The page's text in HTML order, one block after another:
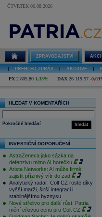
ČTVRTEK 06.08.2026
ZPRAVODAJSTVÍ
PŘEHLED ZPRÁV AKCIOVÉ
PX 2 805,80 1,33% DAX 26 119,57 -
HLEDAT V KOMENTÁŘÍCH
hledat
Pokročilé hledání
INVESTIČNÍ DOPORUČENÍ
AstraZeneca jako sázka na
defenzivu mimo AI horečku
Arista Networks: AI může firmě
zajistit příznivý vítr do zad
Analytický radar: Colt CZ roste díky
vyšší marži, širší integraci i
stabilnějšímu byznysu
Nové střelivo pro další růst. Patria
mění cílovou cenu pro Colt CZ